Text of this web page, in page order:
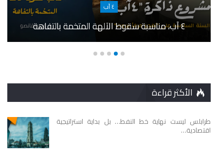
٤ آب
٤ آب، مناسبة سقوط الآلهة المتخمة بالتفاهة
الأكثر قراءة
طرابلس ليست نهاية خط النفط… بل بداية استراتيجية
اقتصادية…